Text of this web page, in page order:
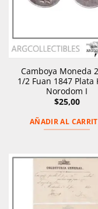
Camboya Moneda
1/2 Fuan 1847 Plata
Norodom I
$25,00
AÑADIR AL